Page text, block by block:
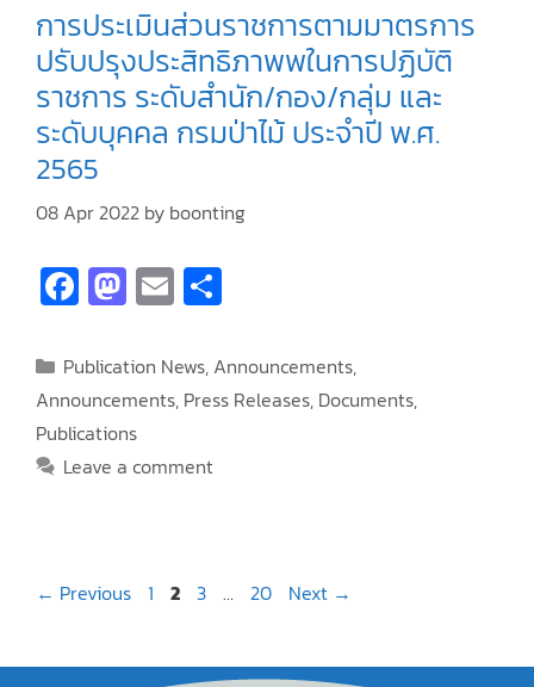
การประเมินส่วนราชการตามมาตรการ
ปรับปรุงประสิทธิภาพพในการปฏิบัติ
ราชการ ระดับสำนัก/กอง/กลุ่ม และ
ระดับบุคคล กรมป่าไม้ ประจำปี พ.ศ.
2565
08 Apr 2022 by boonting
Fa
ce
b
o
o
k
M
as
to
d
o
n
E
m
ai
l
ar
e
Publication News, Announcements,
Announcements, Press Releases, Documents,
Publications
Leave a comment
← Previous 1 2 3 … 20 Next →